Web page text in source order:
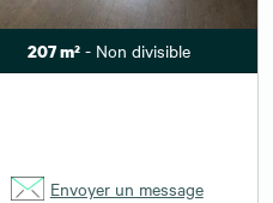
207 m²- Non divisible
Envoyer un message